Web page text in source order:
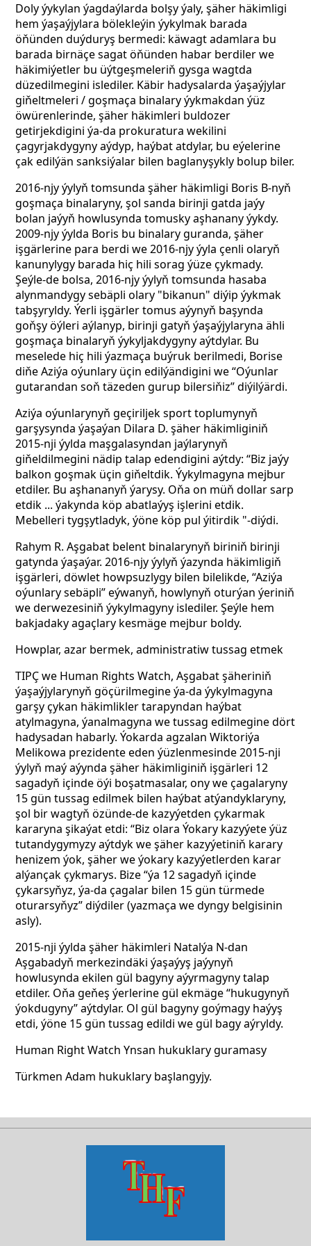
Doly ýykylan ýagdaýlarda bolşy ýaly, şäher häkimligi
hem ýaşaýjylara bölekleýin ýykylmak barada
öňünden duýduryş bermedi: käwagt adamlara bu
barada birnäçe sagat öňünden habar berdiler we
häkimiýetler bu üýtgeşmeleriň gysga wagtda
düzedilmegini islediler. Käbir hadysalarda ýaşaýjylar
giňeltmeleri / goşmaça binalary ýykmakdan ýüz
öwürenlerinde, şäher häkimleri buldozer
getirjekdigini ýa-da prokuratura wekilini
çagyrjakdygyny aýdyp, haýbat atdylar, bu eýelerine
çak edilýän sanksiýalar bilen baglanyşykly bolup biler.
2016-njy ýylyň tomsunda şäher häkimligi Boris B-nyň
goşmaça binalaryny, şol sanda birinji gatda jaýy
bolan jaýyň howlusynda tomusky aşhanany ýykdy.
2009-njy ýylda Boris bu binalary guranda, şäher
işgärlerine para berdi we 2016-njy ýyla çenli olaryň
kanunylygy barada hiç hili sorag ýüze çykmady.
Şeýle-de bolsa, 2016-njy ýylyň tomsunda hasaba
alynmandygy sebäpli olary "bikanun" diýip ýykmak
tabşyryldy. Ýerli işgärler tomus aýynyň başynda
goňşy öýleri aýlanyp, birinji gatyň ýaşaýjylaryna ähli
goşmaça binalaryň ýykyljakdygyny aýtdylar. Bu
meselede hiç hili ýazmaça buýruk berilmedi, Borise
diňe Aziýa oýunlary üçin edilýändigini we “Oýunlar
gutarandan soň täzeden gurup bilersiňiz” diýilýärdi.
Aziýa oýunlarynyň geçiriljek sport toplumynyň
garşysynda ýaşaýan Dilara D. şäher häkimliginiň
2015-nji ýylda maşgalasyndan jaýlarynyň
giňeldilmegini nädip talap edendigini aýtdy: “Biz jaýy
balkon goşmak üçin giňeltdik. Ýykylmagyna mejbur
etdiler. Bu aşhananyň ýarysy. Oňa on müň dollar sarp
etdik ... ýakynda köp abatlaýyş işlerini etdik.
Mebelleri tygşytladyk, ýöne köp pul ýitirdik "-diýdi.
Rahym R. Aşgabat belent binalarynyň biriniň birinji
gatynda ýaşaýar. 2016-njy ýylyň ýazynda häkimligiň
işgärleri, döwlet howpsuzlygy bilen bilelikde, “Aziýa
oýunlary sebäpli” eýwanyň, howlynyň oturýan ýeriniň
we derwezesiniň ýykylmagyny islediler. Şeýle hem
bakjadaky agaçlary kesmäge mejbur boldy.
Howplar, azar bermek, administratiw tussag etmek
TIPÇ we Human Rights Watch, Aşgabat şäheriniň
ýaşaýjylarynyň göçürilmegine ýa-da ýykylmagyna
garşy çykan häkimlikler tarapyndan haýbat
atylmagyna, ýanalmagyna we tussag edilmegine dört
hadysadan habarly. Ýokarda agzalan Wiktoriýa
Melikowa prezidente eden ýüzlenmesinde 2015-nji
ýylyň maý aýynda şäher häkimliginiň işgärleri 12
sagadyň içinde öýi boşatmasalar, ony we çagalaryny
15 gün tussag edilmek bilen haýbat atýandyklaryny,
şol bir wagtyň özünde-de kazyýetden çykarmak
kararyna şikaýat etdi: “Biz olara Ýokary kazyýete ýüz
tutandygymyzy aýtdyk we şäher kazyýetiniň karary
henizem ýok, şäher we ýokary kazyýetlerden karar
alýançak çykmarys. Bize “ýa 12 sagadyň içinde
çykarsyňyz, ýa-da çagalar bilen 15 gün türmede
oturarsyňyz” diýdiler (yazmaça we dyngy belgisinin
asly).
2015-nji ýylda şäher häkimleri Natalýa N-dan
Aşgabadyň merkezindäki ýaşaýyş jaýynyň
howlusynda ekilen gül bagyny aýyrmagyny talap
etdiler. Oňa geňeş ýerlerine gül ekmäge “hukugynyň
ýokdugyny” aýtdylar. Ol gül bagyny goýmagy haýyş
etdi, ýöne 15 gün tussag edildi we gül bagy aýryldy.
Human Right Watch Ynsan hukuklary guramasy
Türkmen Adam hukuklary başlangyjy.